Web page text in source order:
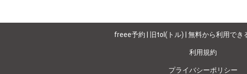
freee予約 | 旧tol(トル) | 無料から利用でき
利用規約
プライバシーポリシー